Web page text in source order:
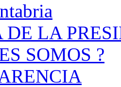
DE LA
SOMOS ?